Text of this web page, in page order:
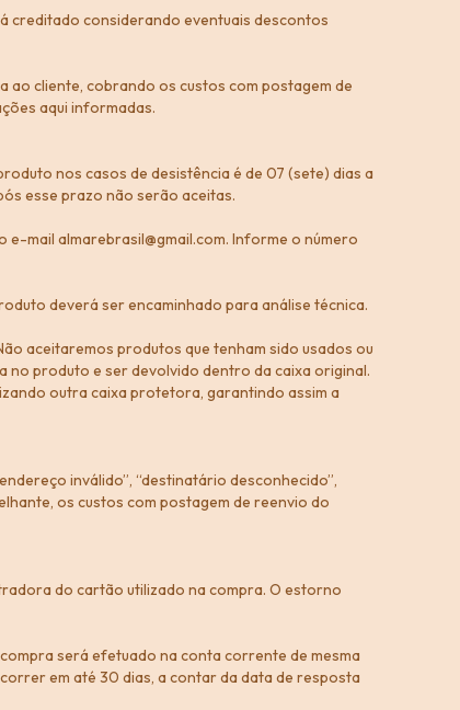
creditado considerando eventuais descontos
ao cliente, cobrando os custos com postagem de
aqui informadas.
nos casos de desistência é de 07 (sete) dias a
esse prazo não serão aceitas.
e-mail almarebrasil@gmail.com. Informe o número
deverá ser encaminhado para análise técnica.
aceitaremos produtos que tenham sido usados ou
produto e ser devolvido dentro da caixa original.
outra caixa protetora, garantindo assim a
inválido”, “destinatário desconhecido”,
os custos com postagem de reenvio do
do cartão utilizado na compra. O estorno
será efetuado na conta corrente de mesma
em até 30 dias, a contar da data de resposta